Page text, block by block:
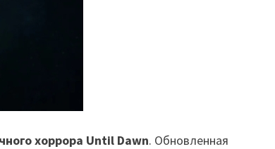
хоррора Until Dawn. Обновленная